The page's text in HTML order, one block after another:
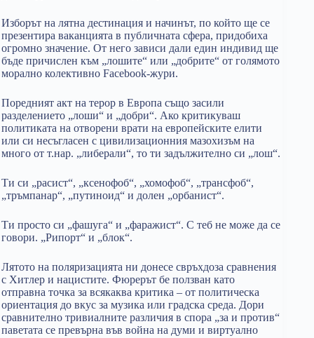
Изборът на лятна дестинация и начинът, по който ще се
презентира ваканцията в публичната сфера, придобиха
огромно значение. От него зависи дали един индивид ще
бъде причислен към „лошите“ или „добрите“ от голямото
морално колективно Facebook-жури.
Поредният акт на терор в Европа също засили
разделението „лоши“ и „добри“. Ако критикуваш
политиката на отворени врати на европейските елити
или си несъгласен с цивилизационния мазохизъм на
много от т.нар. „либерали“, то ти задължително си „лош“.
Ти си „расист“, „ксенофоб“, „хомофоб“, „трансфоб“,
„тръмпанар“, „путиноид“ и долен „орбанист“.
Ти просто си „фашуга“ и „фаражист“. С теб не може да се
говори. „Рипорт“ и „блок“.
Лятото на поляризацията ни донесе свръхдоза сравнения
с Хитлер и нацистите. Фюрерът бе ползван като
отправна точка за всякаква критика – от политическа
ориентация до вкус за музика или градска среда. Дори
сравнително тривиалните различия в спора „за и против“
паветата се превърна във война на думи и виртуално